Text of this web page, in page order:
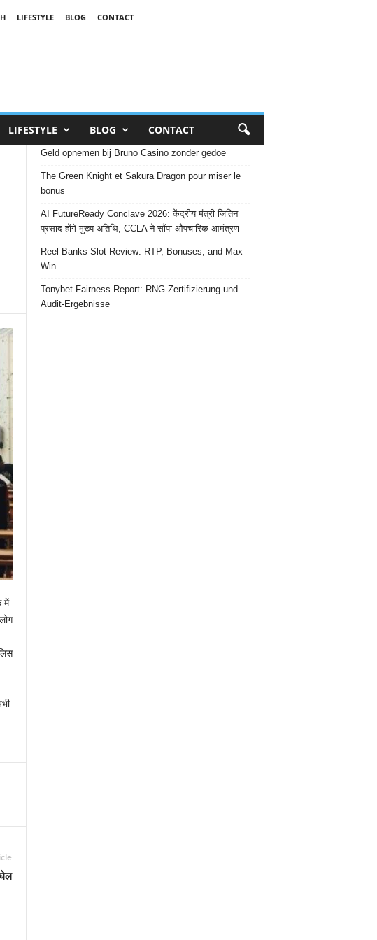
LIFESTYLE BLOG
CONTACT
LIFESTYLE BLOG CONTACT
में
Geld opnemen bij Bruno Casino zonder gedoe
The Green Knight et Sakura Dragon pour miser le
bonus
AI FutureReady Conclave 2026: केंद्रीय मंत्री जितिन
प्रसाद होंगे मुख्य अतिथि, CCLA ने सौंपा औपचारिक आमंत्रण
Reel Banks Slot Review: RTP, Bonuses, and Max
Win
Tonybet Fairness Report: RNG-Zertifizierung und
Audit-Ergebnisse